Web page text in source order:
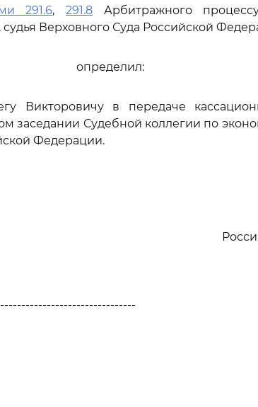
291.6,291.8 Арбитражного
Верховного Суда Российской
определил:
Викторовичу в передаче
заседании Судебной коллегии по
Федерации.